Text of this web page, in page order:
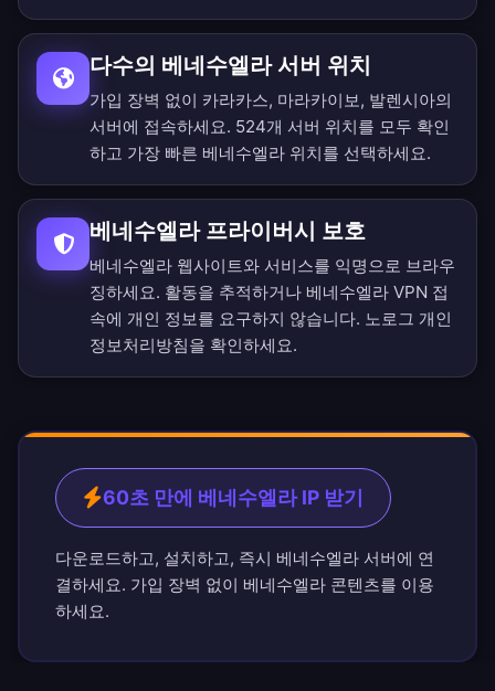
다수의 베네수엘라 서버 위치
가입 장벽 없이 카라카스, 마라카이보, 발렌시아의
서버에 접속하세요. 524개 서버 위치를 모두 확인
하고 가장 빠른 베네수엘라 위치를 선택하세요.
베네수엘라 프라이버시 보호
베네수엘라 웹사이트와 서비스를 익명으로 브라우
징하세요. 활동을 추적하거나 베네수엘라 VPN 접
속에 개인 정보를 요구하지 않습니다. 노로그 개인
정보처리방침을 확인하세요.
60초 만에 베네수엘라 IP 받기
다운로드하고, 설치하고, 즉시 베네수엘라 서버에 연
결하세요. 가입 장벽 없이 베네수엘라 콘텐츠를 이용
하세요.